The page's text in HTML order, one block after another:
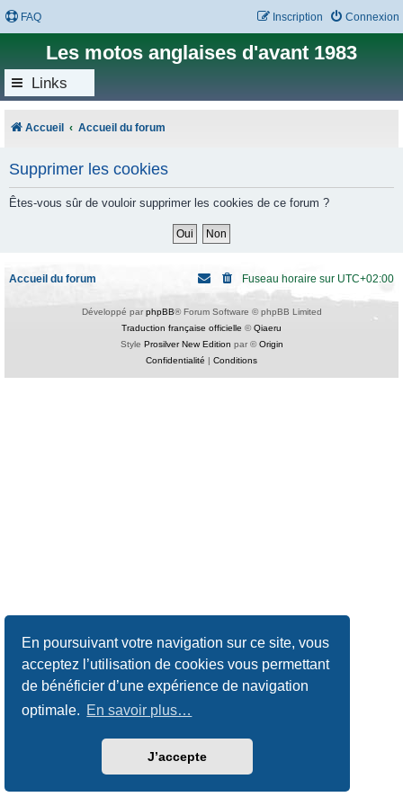
En poursuivant votre navigation sur ce site, vous
acceptez l’utilisation de cookies vous permettant
de bénéficier d’une expérience de navigation
optimale. En savoir plus…
J’accepte
FAQ Connexion
Inscription
Les motos anglaises d'avant 1983
Links
Accueil Accueil du forum
Supprimer les cookies
Êtes-vous sûr de vouloir supprimer les cookies de ce forum ?
Accueil du forum Fuseau horaire sur UTC+02:00
Développé par phpBB® Forum Software © phpBB Limited
Traduction française officielle ©Qiaeru
Style Prosilver New Edition par ©Origin
Confidentialité | Conditions